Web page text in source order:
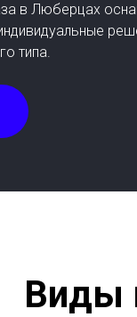
в Люберцах
типа.
Виды